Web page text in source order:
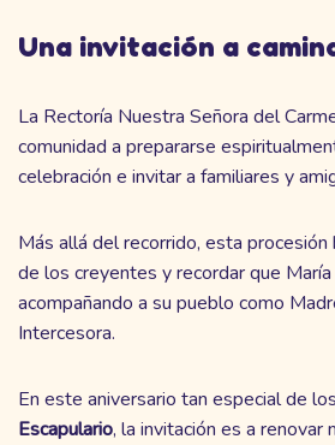
Una invitación a
La Rectoría Nuestra Señora del
comunidad a prepararse
celebración e invitar a familiares y
Más allá del recorrido, esta
de los creyentes y recordar que María
acompañando a su pueblo como
Intercesora.
En este aniversario tan especial de los
Escapulario, la invitación es a renovar